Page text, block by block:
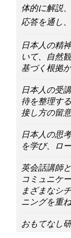
体的に解説
応答を通し
日本人の精
いて、自然
基づく根拠
日本人の受
待を整理す
接し方の留
日本人の思
を学び、ロ
英会話講師
コミュニケ
まざまなシ
ニングを重ね
おもてなし